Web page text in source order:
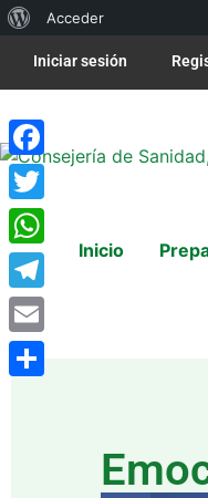
Acceder
Iniciar sesión
Inicio
Facebook
Twitter
WhatsApp
Telegram
Email